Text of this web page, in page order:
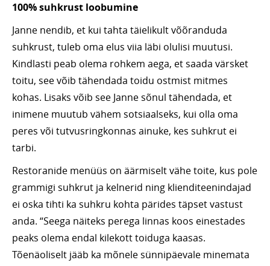
100% suhkrust loobumine
Janne nendib, et kui tahta täielikult võõranduda
suhkrust, tuleb oma elus viia läbi olulisi muutusi.
Kindlasti peab olema rohkem aega, et saada värsket
toitu, see võib tähendada toidu ostmist mitmes
kohas. Lisaks võib see Janne sõnul tähendada, et
inimene muutub vähem sotsiaalseks, kui olla oma
peres või tutvusringkonnas ainuke, kes suhkrut ei
tarbi.
Restoranide menüüs on äärmiselt vähe toite, kus pole
grammigi suhkrut ja kelnerid ning klienditeenindajad
ei oska tihti ka suhkru kohta pärides täpset vastust
anda. “Seega näiteks perega linnas koos einestades
peaks olema endal kilekott toiduga kaasas.
Tõenäoliselt jääb ka mõnele sünnipäevale minemata